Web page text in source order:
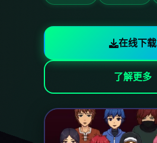
在线下载
了解更多